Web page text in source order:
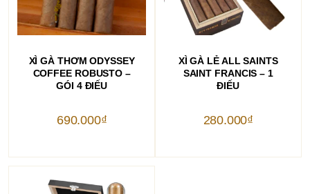
THÊM VÀO GIỎ HÀNG
XÌ GÀ THƠM ODYSSEY
COFFEE ROBUSTO –
GÓI 4 ĐIẾU
690.000₫
THÊM VÀO GIỎ HÀNG
XÌ GÀ LẺ ALL SAINTS
SAINT FRANCIS – 1
ĐIẾU
280.000₫